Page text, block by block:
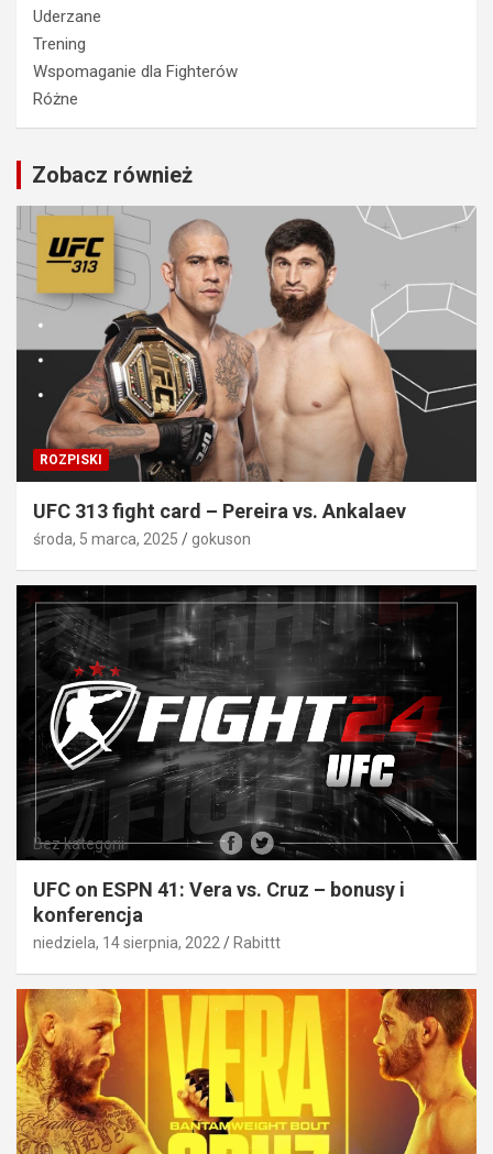
Uderzane
Trening
Wspomaganie dla Fighterów
Różne
Zobacz również
ROZPISKI
UFC 313 fight card – Pereira vs. Ankalaev
środa, 5 marca, 2025 gokuson
Bez kategorii
UFC on ESPN 41: Vera vs. Cruz – bonusy i
konferencja
niedziela, 14 sierpnia, 2022 Rabittt